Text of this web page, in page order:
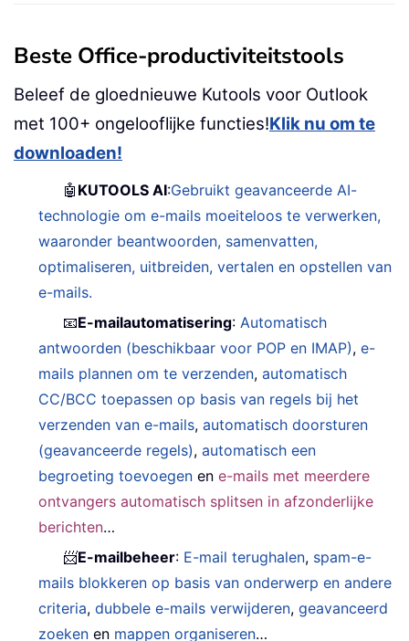
Beste Office-productiviteitstools
Beleef de gloednieuwe Kutools voor Outlook
met 100+ ongelooflijke functies!Klik nu om te
downloaden!
🤖 KUTOOLS AI:Gebruikt geavanceerde AI-
technologie om e-mails moeiteloos te verwerken,
waaronder beantwoorden, samenvatten,
optimaliseren, uitbreiden, vertalen en opstellen van
e-mails.
📧E-mailautomatisering:Automatisch
antwoorden (beschikbaar voor POP en IMAP),e-
mails plannen om te verzenden,automatisch
CC/BCC toepassen op basis van regels bij het
verzenden van e-mails,automatisch doorsturen
(geavanceerde regels),automatisch een
begroeting toevoegen ene-mails met meerdere
ontvangers automatisch splitsen in afzonderlijke
berichten…
📨E-mailbeheer: E-mail terughalen, spam-e-
mails blokkeren op basis van onderwerp en andere
criteria,dubbele e-mails verwijderen,geavanceerd
zoeken en mappen organiseren…